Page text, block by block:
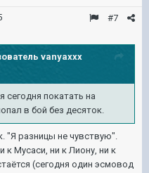
#7
vanyaxxx
сегодня покатать на
в бой без десяток.
"Я разницы не чувствую".
к Мусаси, ни к Лиону, ни к
(сегодня один эсмовод